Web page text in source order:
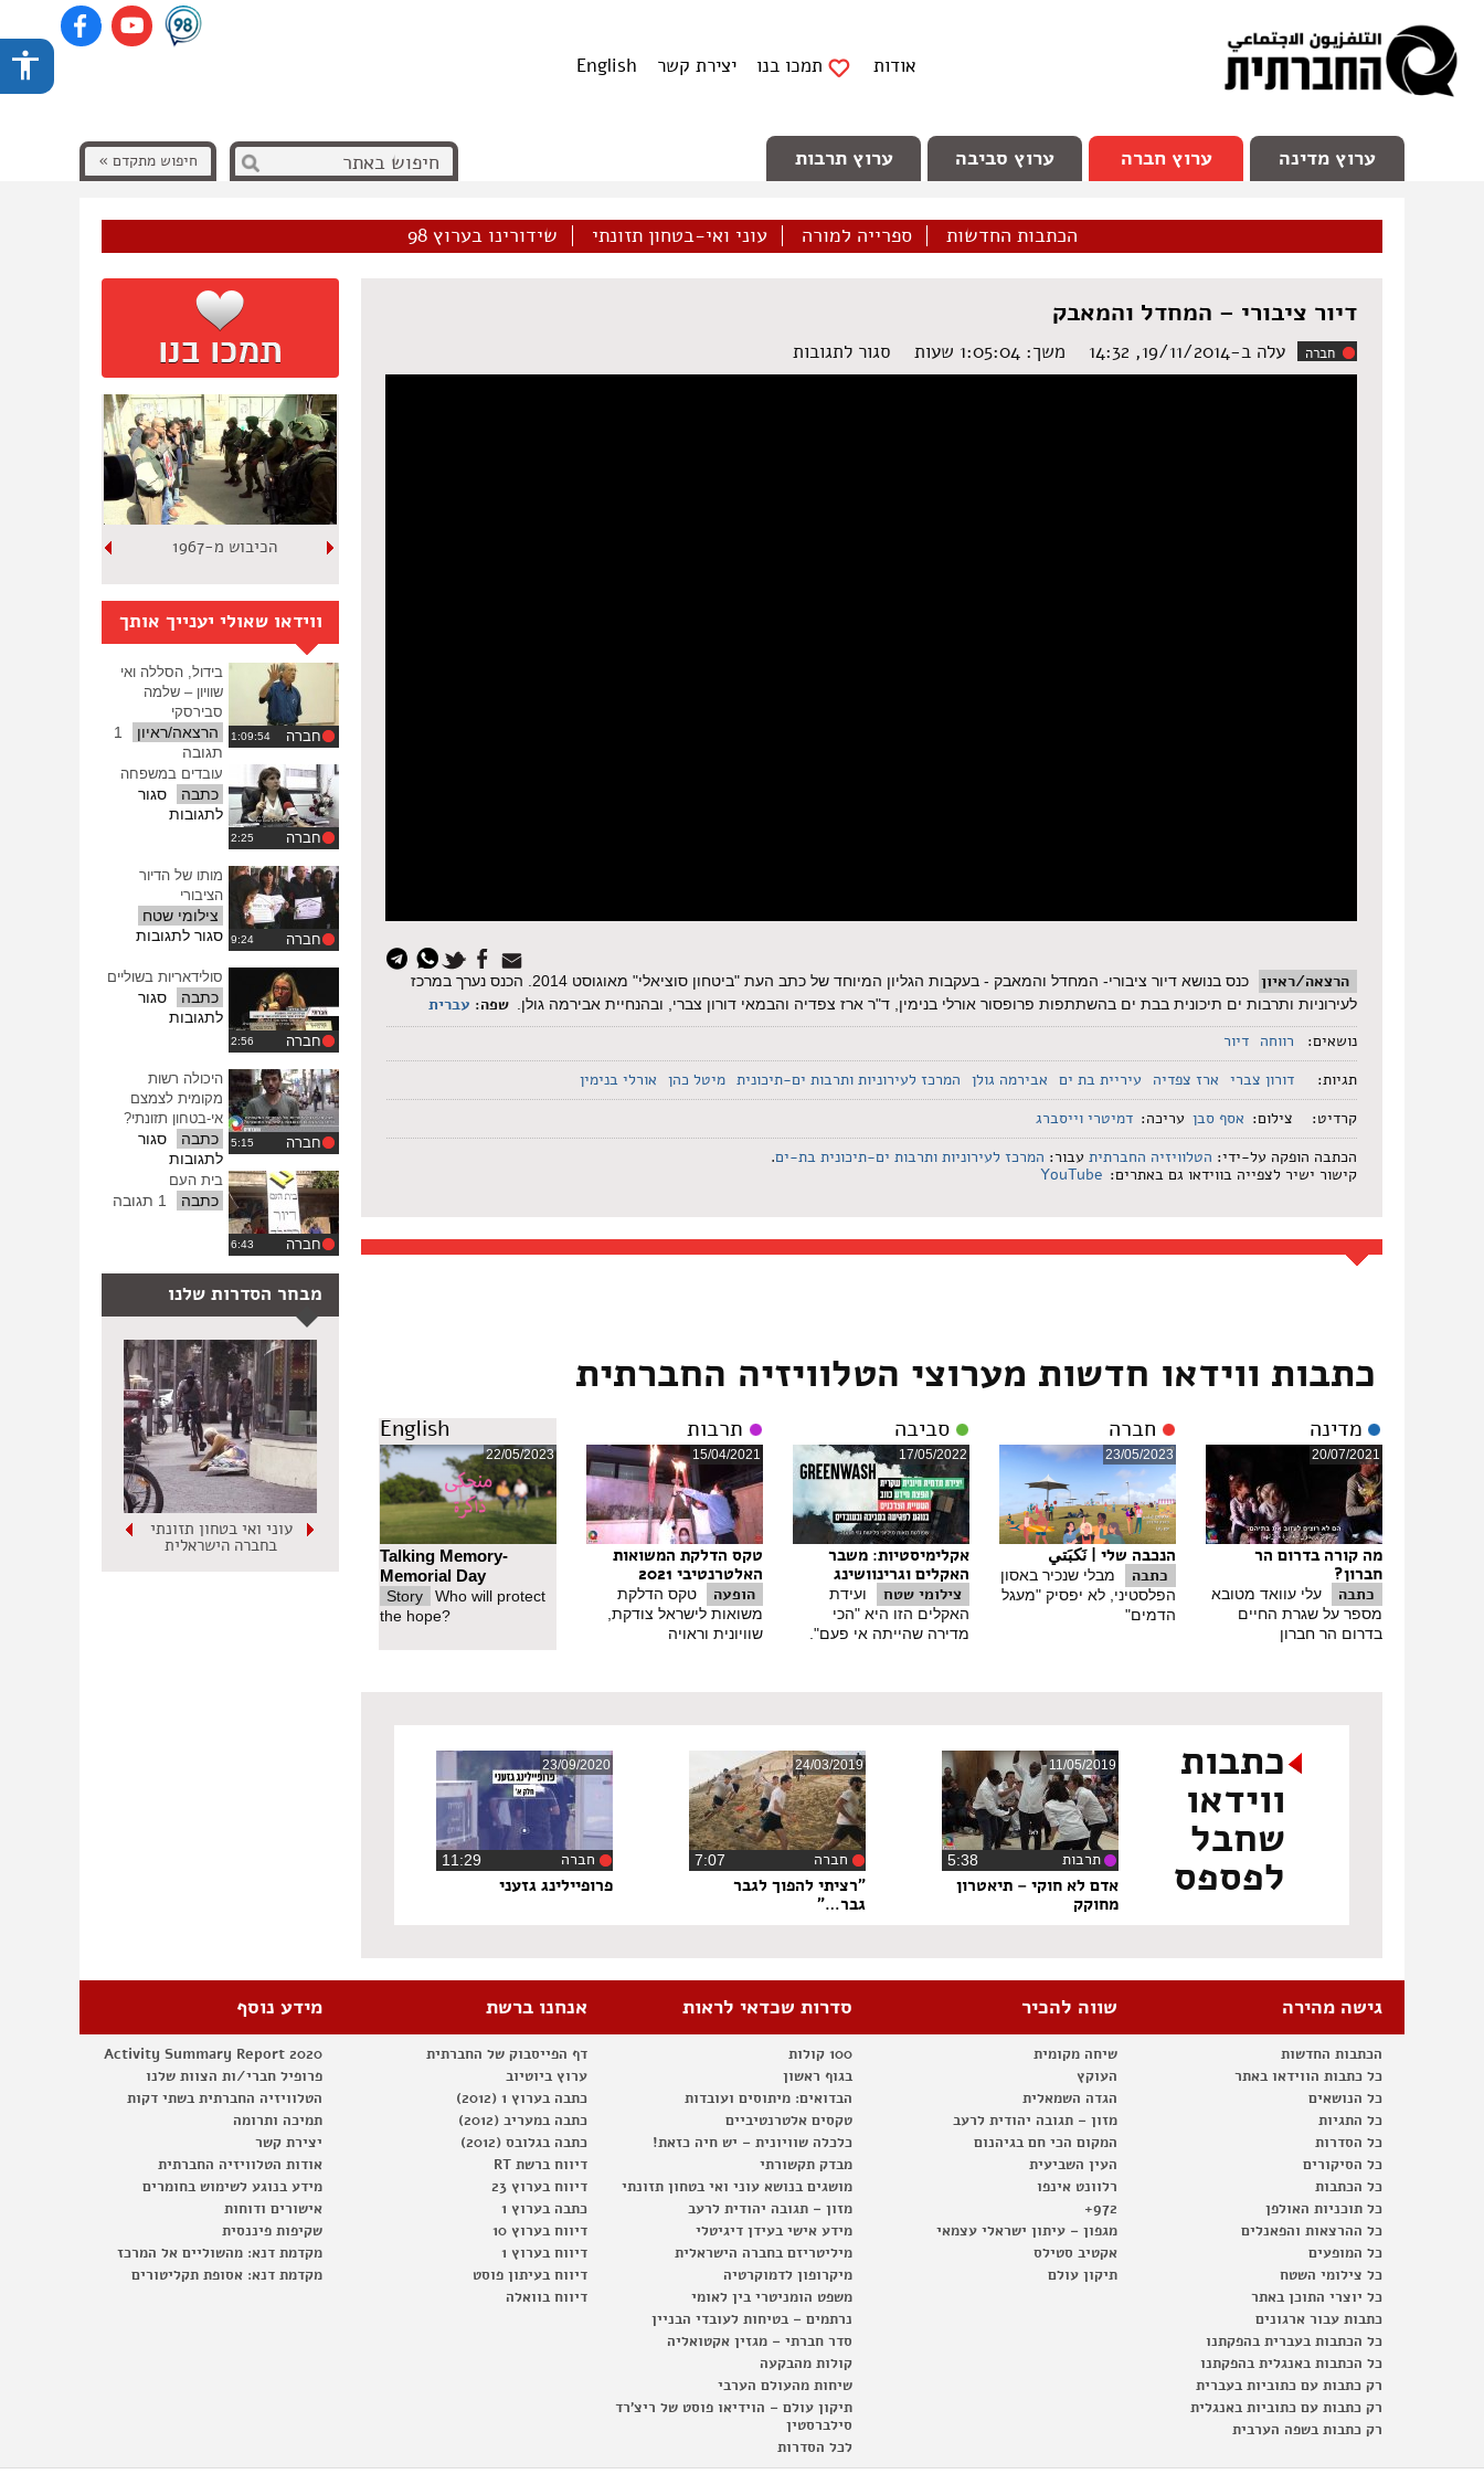
אודות תמכו בנו יצירת קשר English
ערוץ מדינה ערוץ חברה ערוץ סביבה ערוץ תרבות חיפוש מתקדם »
הכתבות החדשות ספרייה למורה עוני ואי-בטחון תזונתי שידורינו בערוץ 98
דיור ציבורי – המחדל והמאבק
חברה עלה ב-19/11/2014, 14:32 משך: ‏1:05:04 שעות סגור לתגובותעל
דיור
הרצאה/ראיון
כנס בנושא דיור ציבורי- המחדל והמאבק - בעקבות הגליון המיוחד של כתב העת "ביטחון סוציאלי" מאוגוסט 2014. הכנס נערך במרכז
לעירוניות ותרבות ים תיכונית בבת ים בהשתתפות פרופסור אורלי בנימין, ד"ר ארז צפדיה והבמאי דורון צברי, ובהנחיית אבירמה גולן.
שפה: עברית
נושאים:
רווחה דיור
תגיות:
דורון צברי ארז צפדיה עיריית בת ים אבירמה גולן המרכז לעירוניות ותרבות ים-תיכונית מיטל כהן אורלי בנימין
קרדיט:
צילום: אסף סבן עריכה: דמיטרי וייסברג
הכתבה הופקה על-ידי: הטלוויזיה החברתית עבור: המרכז לעירוניות ותרבות ים-תיכונית בת-ים.
קישור ישיר לצפייה בווידאו גם באתרים: YouTube
כתבות ווידאו חדשות מערוצי הטלוויזיה החברתית
מדינה
20/07/2021
מה קורה בדרום הר
חברון?
כתבה
עלי עוואד מטובא
מספר על שגרת החיים
בדרום הר חברון
חברה
23/05/2023
הנכבה שלי | نَكبَتي
כתבה
מבלי שנכיר באסון
הפלסטיני, לא יפסיק "מעגל
הדמים"
סביבה
17/05/2022
אקלימיסטיות: משבר
האקלים וגרינוושינג
צילומי שטח
ועידת
האקלים הזו היא "הכי
מדירה שהייתה אי פעם".
תרבות
15/04/2021
טקס הדלקת המשואות
האלטרנטיבי 2021
הופעה
טקס הדלקת
משואות לישראל צודקת,
שוויונית וראויה
English
22/05/2023
Talking Memory-
Memorial Day
Story
Who will protect
the hope?
הכיבוש מ-1967
ווידאו שאולי יענייך אותך
חברה
בידול, הסללה ואי
שוויון – שלמה
סבירסקי
הרצאה/ראיון
1
תגובה
חברה
עובדים במשפחה
כתבה
סגור
לתגובותעל
חברה
מותו של הדיור
הציבורי
צילומי שטח
סגור לתגובותעל
של
חברה
סולידאריות בשוליים
כתבה
סגור
לתגובותעל
חברה
היכולה רשות
מקומית לצמצם
אי-בטחון תזונתי?
כתבה
סגור
לתגובותעל
רשות
תזונתי?
חברה
בית העם
כתבה 1 תגובה
מבחר הסדרות שלנו
עוני ואי בטחון תזונתי
בחברה הישראלית
כתבות
ווידאו
שחבל
לפספס
11/05/2019
תרבות
אדם לא חוקי – תיאטרון
מחוקק
24/03/2019
חברה
"רציתי להפוך לגבר
גבר…"
23/09/2020
חברה
פרופיילינג גזעני
גישה מהירה
הכתבות החדשות
כל כתבות הווידאו באתר
כל הנושאים
כל התגיות
כל הסדרות
כל הסיקורים
כל הכתבות
כל תוכניות האולפן
כל ההרצאות והפאנלים
כל המופעים
כל צילומי השטח
כל יוצרי התוכן באתר
כתבות עבור ארגונים
כל הכתבות בעברית בהפקתנו
כל הכתבות באנגלית בהפקתנו
רק כתבות עם כתוביות בעברית
רק כתבות עם כתוביות באנגלית
רק כתבות בשפה הערבית
שווה להכיר
שיחה מקומית
העוקץ
הגדה השמאלית
מזון – תגובה יהודית לרעב
המקום הכי חם בגיהנום
העין השביעית
רלוונט אינפו
972+
מגפון – עיתון ישראלי עצמאי
אקטיב סטילס
תיקון עולם
סדרות שכדאי לראות
100 קולות
בגוף ראשון
הבדואים: מיתוסים ועובדות
טקסים אלטרנטיביים
כלכלה שוויונית – יש חיה כזאת!
מבדק תקשורתי
מושגים בנושא עוני ואי בטחון תזונתי
מזון – תגובה יהודית לרעב
מידע אישי בעידן דיגיטלי
מיליטריזם בחברה הישראלית
מיקרופון לדמוקרטיה
משפט הומניטרי בין לאומי
נרתמים – בטיחות לעובדי הבניין
סדר חברתי – מגזין אקטואליה
קולות מהבקעה
שיחות מהעולם הערבי
תיקון עולם – הוידיאו פוסט של ריצ'רד
סילברסטין
לכל הסדרות
אנחנו ברשת
דף הפייסבוק של החברתית
ערוץ ביוטיוב
כתבה בערוץ 1 (2012)
כתבה במעריב (2012)
כתבה בגלובס (2012)
דיווח ברשת RT
דיווח בערוץ 23
כתבה בערוץ 1
דיווח בערוץ 10
דיווח בערוץ 1
דיווח בעיתון פוסט
דיווח בוואלה
מידע נוסף
Activity Summary Report 2020
פרופיל חברי/ות הצוות שלנו
הטלוויזיה החברתית בשתי דקות
תמיכה ותרומה
יצירת קשר
אודות הטלוויזיה החברתית
מידע בנוגע לשימוש בחומרים
אישורים ודוחות
שקיפות פיננסית
מקדמת דנא: מהשוליים אל המרכז
מקדמת דנא: אסופת תקליטורים